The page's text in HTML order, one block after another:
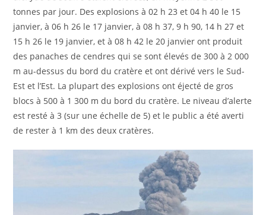
tonnes par jour. Des explosions à 02 h 23 et 04 h 40 le 15
janvier, à 06 h 26 le 17 janvier, à 08 h 37, 9 h 90, 14 h 27 et
15 h 26 le 19 janvier, et à 08 h 42 le 20 janvier ont produit
des panaches de cendres qui se sont élevés de 300 à 2 000
m au-dessus du bord du cratère et ont dérivé vers le Sud-
Est et l’Est. La plupart des explosions ont éjecté de gros
blocs à 500 à 1 300 m du bord du cratère. Le niveau d’alerte
est resté à 3 (sur une échelle de 5) et le public a été averti
de rester à 1 km des deux cratères.